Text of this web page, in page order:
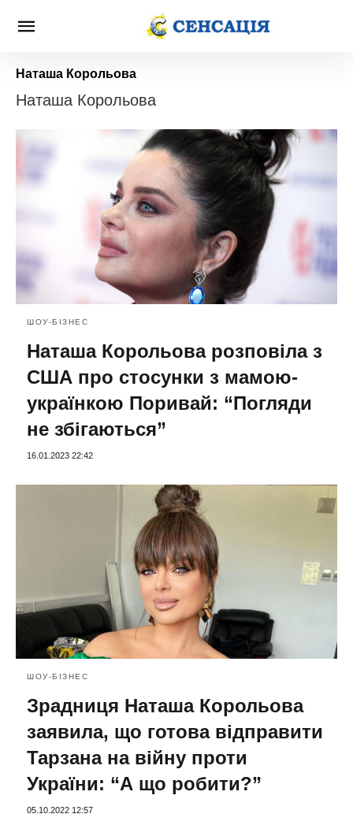
Наташа Корольова
Наташа Корольова
ШОУ-БІЗНЕС
Наташа Корольова розповіла з
США про стосунки з мамою-
українкою Поривай: “Погляди
не збігаються”
16.01.2023 22:42
ШОУ-БІЗНЕС
Зрадниця Наташа Корольова
заявила, що готова відправити
Тарзана на війну проти
України: “А що робити?”
05.10.2022 12:57